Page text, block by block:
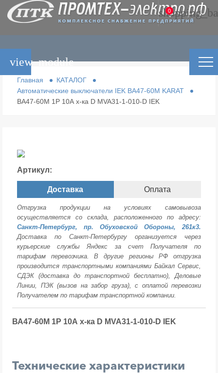
0
Главная
КАТАЛОГ
Автоматические выключатели IEK ВА47-60М KARAT
ВА47-60М 1Р 10А х-ка D MVA31-1-010-D IEK
Артикул:
Доставка Оплата
Отгрузка продукции на условиях самовывоза
осуществляется со склада, расположенного по адресу:
Санкт-Петербург, пр. Обуховской Обороны, 261к3.
Доставка по Санкт-Петербургу организуется через
курьерские службы Яндекс за счет Получателя по
тарифам перевозчика. В другие регионы РФ отгрузка
производится транспортными компаниями Байкал Сервис,
СДЭК (доставка до транспортной бесплатно), Деловые
Линии, ПЭК (вызов на забор груза), с оплатой перевозки
Получателем по тарифам транспортной компании.
ВА47-60М 1Р 10А х-ка D MVA31-1-010-D IEK
Технические характеристики
view_module